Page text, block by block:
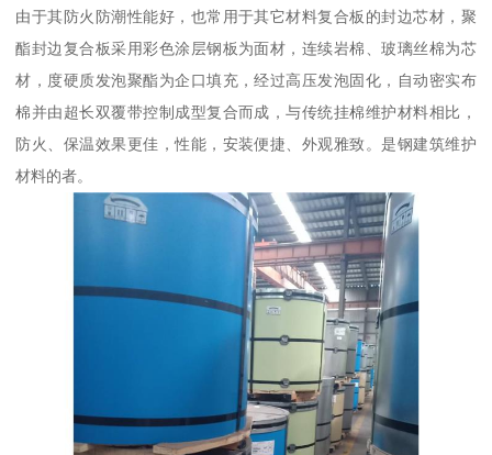
由于其防火防潮性能好，也常用于其它材料复合板的封边芯材，聚
酯封边复合板采用彩色涂层钢板为面材，连续岩棉、玻璃丝棉为芯
材，度硬质发泡聚酯为企口填充，经过高压发泡固化，自动密实布
棉并由超长双覆带控制成型复合而成，与传统挂棉维护材料相比，
防火、保温效果更佳，性能，安装便捷、外观雅致。是钢建筑维护
材料的者。